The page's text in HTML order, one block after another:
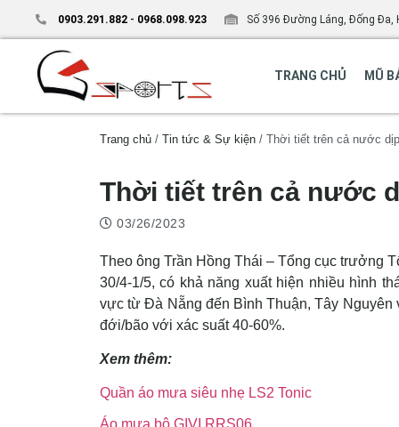
0903.291.882 - 0968.098.923 Số 396 Đường Láng, Đống Đa,
TRANG CHỦ MŨ
Trang chủ / Tin tức & Sự kiện / Thời tiết trên cả nước
Thời tiết trên cả nước
03/26/2023
Theo ông Trần Hồng Thái – Tổng cục trưởng
30/4-1/5, có khả năng xuất hiện nhiều hình
vực từ Đà Nẵng đến Bình Thuận, Tây Nguyên
đới/bão với xác suất 40-60%.
Xem thêm:
Quần áo mưa siêu nhẹ LS2 Tonic
Áo mưa bộ GIVI RRS06